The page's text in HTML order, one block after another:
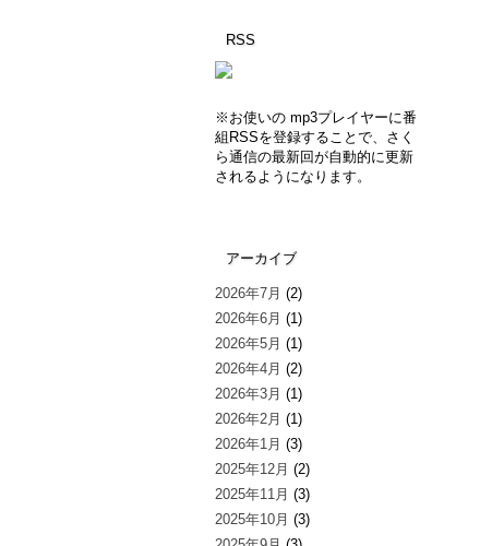
RSS
※お使いの mp3プレイヤーに番
組RSSを登録することで、さく
ら通信の最新回が自動的に更新
されるようになります。
アーカイブ
2026年7月 (2)
2026年6月 (1)
2026年5月 (1)
2026年4月 (2)
2026年3月 (1)
2026年2月 (1)
2026年1月 (3)
2025年12月 (2)
2025年11月 (3)
2025年10月 (3)